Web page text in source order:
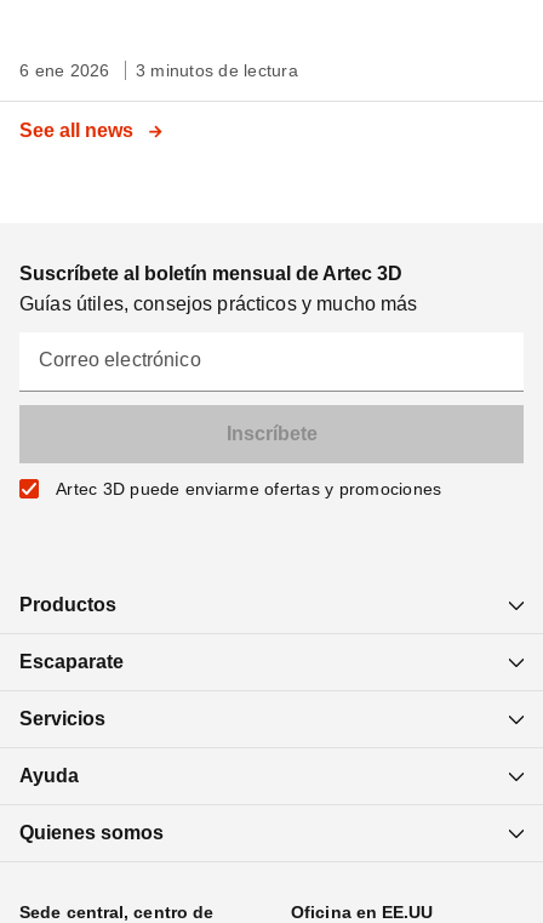
6 ene 2026 3 minutos de lectura
See all news
Suscríbete al boletín mensual de Artec 3D
Guías útiles, consejos prácticos y mucho más
Correo electrónico
Artec 3D puede enviarme ofertas y promociones
Productos
Escaparate
Servicios
Ayuda
Quienes somos
Sede central, centro de
Oficina en EE.UU